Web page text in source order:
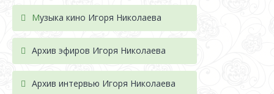
Музыка кино Игоря Николаева
Архив эфиров Игоря Николаева
Архив интервью Игоря Николаева